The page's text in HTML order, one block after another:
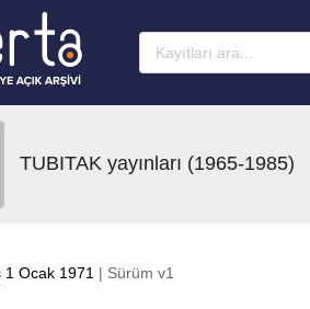
TUBITAK yayınları (1965-1985)
1 Ocak 1971 | Sürüm v1